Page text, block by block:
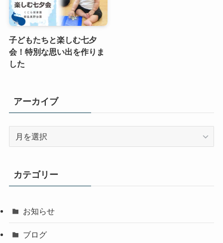
子どもたちと楽しむ七夕
会！特別な思い出を作りま
した
アーカイブ
ブ
カテゴリー
お知らせ
ブログ